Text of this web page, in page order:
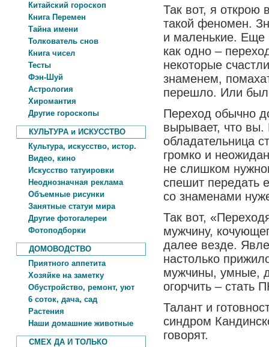
Китайский гороскоп
Книга Перемен
Тайна имени
Толкователь снов
Книга чисел
Тесты
Фэн-Шуй
Астрология
Хиромантия
Другие гороскопы
КУЛЬТУРА и ИСКУССТВО
Культура, искусство, истор.
Видео, кино
Искусство татуировки
Неоднозначная реклама
Объемные рисунки
Занятные статуи мира
Другие фотогалереи
Фотоподборки
ДОМОВОДСТВО
Приятного аппетита
Хозяйке на заметку
Обустройство, ремонт, уют
6 соток, дача, сад
Растения
Наши домашние животные
СМЕХ ДА И ТОЛЬКО
Так вот, я открою
такой феномен.
и маленькие. Еще
как одно –
некоторые
знаменем,
перешло. Или
Переход обычно
вырывает, что вы.
обладательница
громко и
не слишком
спешит передать
со знаменами
Так вот,
мужчину,
далее везде.
настолько
мужчины, умные,
огорчить – стать
Талант и
синдром
говорят.